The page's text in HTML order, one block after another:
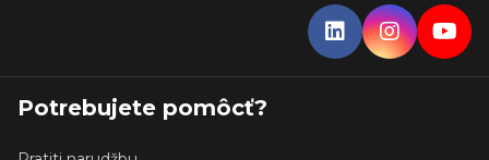
Potrebujete pomôcť?